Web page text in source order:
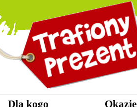
Dla kogo Okazje